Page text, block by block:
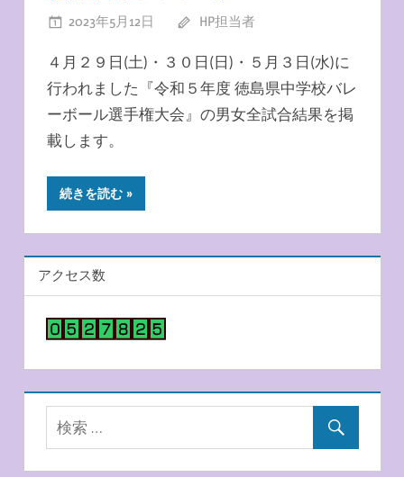
2023年5月12日 HP担当者
４月２９日(土)・３０日(日)・５月３日(水)に
行われました『令和５年度 徳島県中学校バレ
ーボール選手権大会』の男女全試合結果を掲
載します。
続きを読む
アクセス数